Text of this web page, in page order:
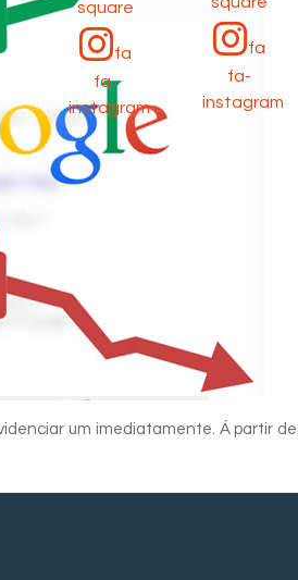
square
fa
fa-
instagram
fa
fa-
instagram
um imediatamente. Á partir